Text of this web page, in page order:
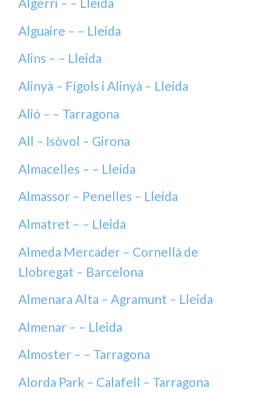
Alguaire – – Lleida
Alins – – Lleida
Alinyà – Fígols i Alinyà – Lleida
Alió – – Tarragona
All – Isòvol – Girona
Almacelles – – Lleida
Almassor – Penelles – Lleida
Almatret – – Lleida
Almeda Mercader – Cornellà de
Llobregat – Barcelona
Almenara Alta – Agramunt – Lleida
Almenar – – Lleida
Almoster – – Tarragona
Alorda Park – Calafell – Tarragona